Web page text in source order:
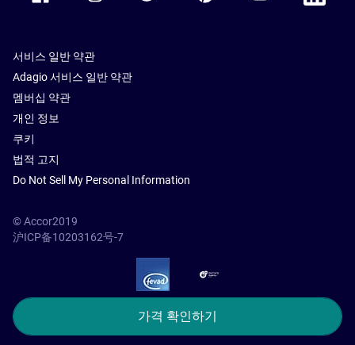
가격 확인하기
서비스 일반 약관
Adagio 서비스 일반 약관
멤버십 약관
개인 정보
쿠키
법적 고지
Do Not Sell My Personal Information
© Accor2019
沪ICP备10203162号-7